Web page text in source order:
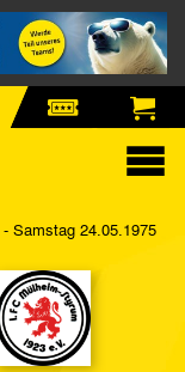
- Samstag 24.05.1975